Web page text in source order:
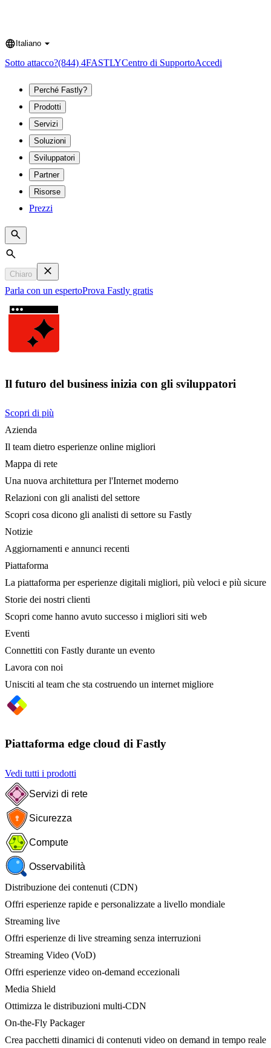
Language
Italiano
Sotto attacco?(844) 4FASTLYCentro di SupportoAccedi
Perché Fastly?
Prodotti
Servizi
Soluzioni
Sviluppatori
Partner
Risorse
Prezzi
Search
Chiaro
Parla con un espertoProva Fastly gratis
Il futuro del business inizia con gli sviluppatori
Scopri di più
Azienda
Il team dietro esperienze online migliori
Mappa di rete
Una nuova architettura per l'Internet moderno
Relazioni con gli analisti del settore
Scopri cosa dicono gli analisti di settore su Fastly
Notizie
Aggiornamenti e annunci recenti
Piattaforma
La piattaforma per esperienze digitali migliori, più veloci e più sicure
Storie dei nostri clienti
Scopri come hanno avuto successo i migliori siti web
Eventi
Connettiti con Fastly durante un evento
Lavora con noi
Unisciti al team che sta costruendo un internet migliore
Piattaforma edge cloud di Fastly
Vedi tutti i prodotti
Servizi di rete
Sicurezza
Compute
Osservabilità
Distribuzione dei contenuti (CDN)
Offri esperienze rapide e personalizzate a livello mondiale
Streaming live
Offri esperienze di live streaming senza interruzioni
Streaming Video (VoD)
Offri esperienze video on-demand eccezionali
Media Shield
Ottimizza le distribuzioni multi-CDN
On-the-Fly Packager
Crea pacchetti dinamici di contenuti video on demand in tempo reale